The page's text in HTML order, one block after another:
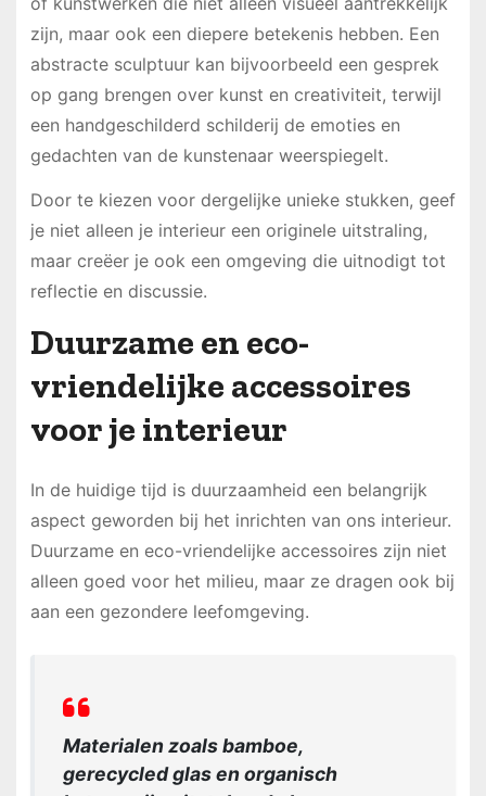
zijn, maar ook een diepere betekenis hebben. Een
abstracte sculptuur kan bijvoorbeeld een gesprek
op gang brengen over kunst en creativiteit, terwijl
een handgeschilderd schilderij de emoties en
gedachten van de kunstenaar weerspiegelt.
Door te kiezen voor dergelijke unieke stukken, geef
je niet alleen je interieur een originele uitstraling,
maar creëer je ook een omgeving die uitnodigt tot
reflectie en discussie.
Duurzame en eco-
vriendelijke accessoires
voor je interieur
In de huidige tijd is duurzaamheid een belangrijk
aspect geworden bij het inrichten van ons interieur.
Duurzame en eco-vriendelijke accessoires zijn niet
alleen goed voor het milieu, maar ze dragen ook bij
aan een gezondere leefomgeving.
Materialen zoals bamboe,
gerecycled glas en organisch